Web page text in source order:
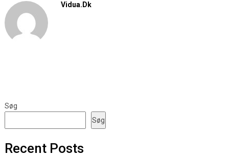
Vidua.dk
Søg
Søg
Recent Posts